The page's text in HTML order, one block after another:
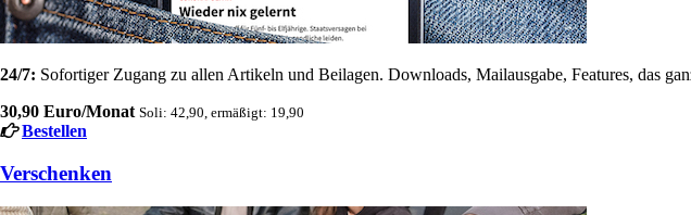
24/7: Sofortiger Zugang zu allen Artikeln und Beilagen. Downloads, Mailausgabe, Features, das
30,90 Euro/Monat Soli: 42,90, ermäßigt: 19,90
Bestellen
Verschenken